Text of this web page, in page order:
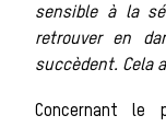
sensible à la
retrouver en
succèdent. Cela
Concernant le